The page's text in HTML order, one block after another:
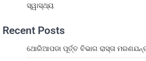
ସ୍ୱାସ୍ଥ୍ୟ
Recent Posts
ଥୋରିଆପଡା ପୂର୍ତ୍ତ ବିଭାଗ ରାସ୍ତା